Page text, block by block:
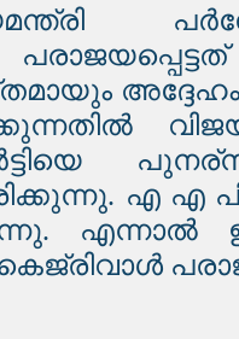
എ എ
എന്നാൽ